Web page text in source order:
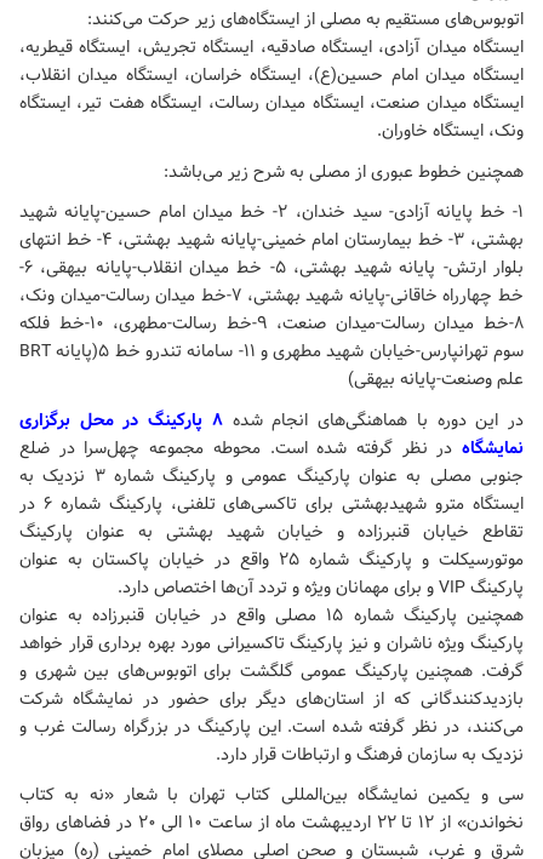
اتوبوس‌های مستقیم به مصلی از ایستگاه‌های زیر حرکت می‌کنند:
ایستگاه میدان آزادی، ایستگاه صادقیه، ایستگاه تجریش، ایستگاه قیطریه،
ایستگاه میدان امام حسین(ع)، ایستگاه خراسان، ایستگاه میدان انقلاب،
ایستگاه میدان صنعت، ایستگاه میدان رسالت، ایستگاه هفت تیر، ایستگاه
ونک، ایستگاه خاوران.
همچنین خطوط عبوری از مصلی به شرح زیر می‌باشد:
۱- خط پایانه آزادی- سید خندان، ۲- خط میدان امام حسین-پایانه شهید
بهشتی، ۳- خط بیمارستان امام خمینی-پایانه شهید بهشتی، ۴- خط انتهای
بلوار ارتش- پایانه شهید بهشتی، ۵- خط میدان انقلاب-پایانه بیهقی، ۶-
خط چهارراه خاقانی-پایانه شهید بهشتی، ۷-خط میدان رسالت-میدان ونک،
۸-خط میدان رسالت-میدان صنعت، ۹-خط رسالت-مطهری، ۱۰-خط فلکه
سوم تهرانپارس-خیابان شهید مطهری و ۱۱- سامانه تندرو خط ۵(پایانه BRT
علم وصنعت-پایانه بیهقی)
در این دوره با هماهنگی‌های انجام شده‌
۸ پارکینگ در محل برگزاری
نمایشگاه در نظر گرفته شده است. محوطه مجموعه چهل‌سرا در ضلع
جنوبی مصلی به عنوان پارکینگ عمومی و پارکینگ شماره ۳ نزدیک به
ایستگاه مترو شهیدبهشتی برای تاکسی‌های تلفنی، پارکینگ شماره ۶ در
تقاطع خیابان قنبرزاده و خیابان شهید بهشتی به عنوان پارکینگ
موتورسیکلت و پارکینگ شماره ۲۵ واقع در خیابان پاکستان به عنوان
پارکینگ VIP و برای مهمانان ویژه و تردد آن‌ها اختصاص دارد.
همچنین پارکینگ شماره ۱۵ مصلی واقع در خیابان قنبرزاده به عنوان
پارکینگ ویژه ناشران و نیز پارکینگ تاکسیرانی مورد بهره برداری قرار خواهد
گرفت. همچنین پارکینگ عمومی گلگشت برای اتوبوس‌های بین شهری و
بازدیدکنندگانی که از استان‌های دیگر برای حضور در نمایشگاه شرکت
می‌کنند، در نظر گرفته شده است. این پارکینگ در بزرگراه رسالت غرب و
نزدیک به سازمان فرهنگ و ارتباطات قرار دارد.
سی و یکمین نمایشگاه بین‌المللی کتاب تهران با شعار «نه به کتاب
نخواندن» از ۱۲ تا ۲۲ اردیبهشت ماه از ساعت ۱۰ الی ۲۰ در فضاهای رواق
شرق و غرب، شبستان و صحن اصلی مصلای امام خمینی (ره) میزبان